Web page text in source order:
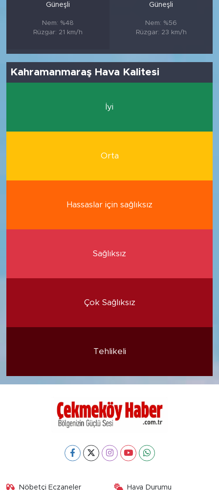
Güneşli
Nem: %48
Rüzgar: 21 km/h
Güneşli
Nem: %56
Rüzgar: 23 km/h
Kahramanmaraş Hava Kalitesi
İyi
Orta
Hassaslar için sağlıksız
Sağlıksız
Çok Sağlıksız
Tehlikeli
Nöbetçi Eczaneler Hava Durumu